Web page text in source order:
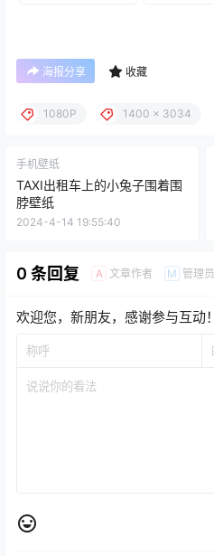
海报分享 收藏
1080P 1400 x 3034
手机壁纸
TAXI出租车上的小兔子围着围
脖壁纸
2024-4-14 19:55:40
0 条回复 A 文章作者 M 管理员
欢迎您，新朋友，感谢参与互动！